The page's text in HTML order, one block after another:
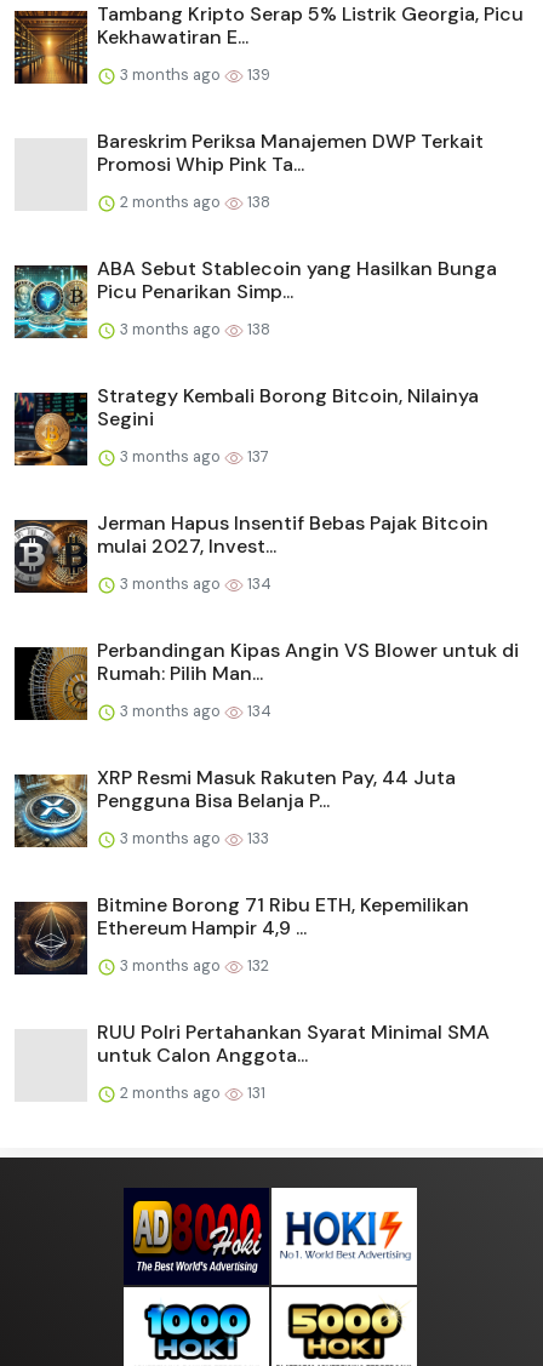
Tambang Kripto Serap 5% Listrik Georgia, Picu
Kekhawatiran E...
3 months ago 139
Bareskrim Periksa Manajemen DWP Terkait
Promosi Whip Pink Ta...
2 months ago 138
ABA Sebut Stablecoin yang Hasilkan Bunga
Picu Penarikan Simp...
3 months ago 138
Strategy Kembali Borong Bitcoin, Nilainya
Segini
3 months ago 137
Jerman Hapus Insentif Bebas Pajak Bitcoin
mulai 2027, Invest...
3 months ago 134
Perbandingan Kipas Angin VS Blower untuk di
Rumah: Pilih Man...
3 months ago 134
XRP Resmi Masuk Rakuten Pay, 44 Juta
Pengguna Bisa Belanja P...
3 months ago 133
Bitmine Borong 71 Ribu ETH, Kepemilikan
Ethereum Hampir 4,9 ...
3 months ago 132
RUU Polri Pertahankan Syarat Minimal SMA
untuk Calon Anggota...
2 months ago 131